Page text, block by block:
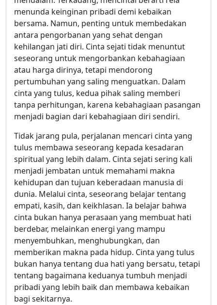
menunda keinginan pribadi demi kebaikan
bersama. Namun, penting untuk membedakan
antara pengorbanan yang sehat dengan
kehilangan jati diri. Cinta sejati tidak menuntut
seseorang untuk mengorbankan kebahagiaan
atau harga dirinya, tetapi mendorong
pertumbuhan yang saling menguatkan. Dalam
cinta yang tulus, kedua pihak saling memberi
tanpa perhitungan, karena kebahagiaan pasangan
menjadi bagian dari kebahagiaan diri sendiri.
Tidak jarang pula, perjalanan mencari cinta yang
tulus membawa seseorang kepada kesadaran
spiritual yang lebih dalam. Cinta sejati sering kali
menjadi jembatan untuk memahami makna
kehidupan dan tujuan keberadaan manusia di
dunia. Melalui cinta, seseorang belajar tentang
empati, kasih, dan keikhlasan. Ia belajar bahwa
cinta bukan hanya perasaan yang membuat hati
berdebar, melainkan energi yang mampu
menyembuhkan, menghubungkan, dan
memberikan makna pada hidup. Cinta yang tulus
bukan hanya tentang dua hati yang bersatu, tetapi
tentang bagaimana keduanya tumbuh menjadi
pribadi yang lebih baik dan membawa kebaikan
bagi sekitarnya.